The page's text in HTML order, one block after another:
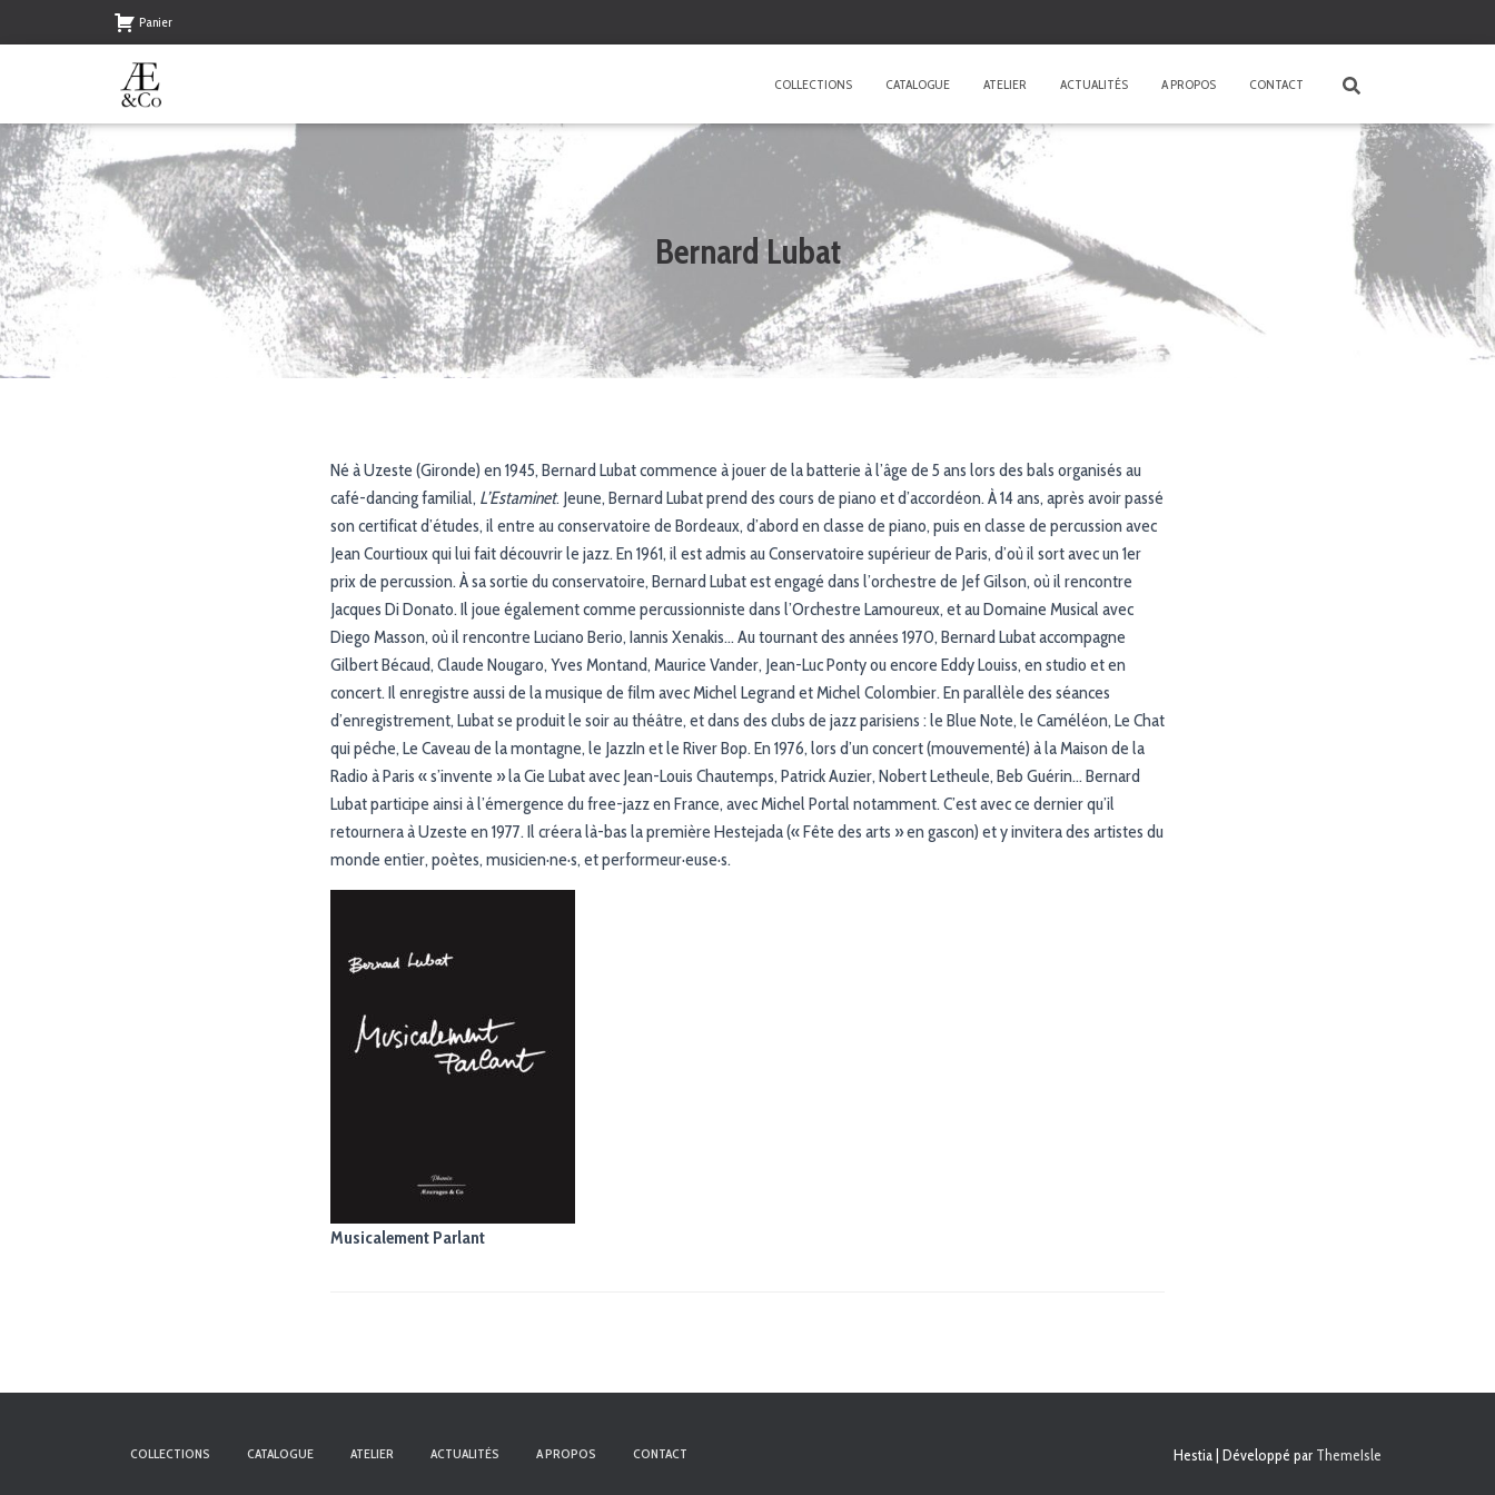
Panier
COLLECTIONS CATALOGUE ATELIER ACTUALITÉS A PROPOS CONTACT
Bernard Lubat
Né à Uzeste (Gironde) en 1945, Bernard Lubat commence à jouer de la batterie à l’âge de 5 ans lors des bals organisés au
café-dancing familial, L’Estaminet. Jeune, Bernard Lubat prend des cours de piano et d’accordéon. À 14 ans, après avoir passé
son certificat d’études, il entre au conservatoire de Bordeaux, d’abord en classe de piano, puis en classe de percussion avec
Jean Courtioux qui lui fait découvrir le jazz. En 1961, il est admis au Conservatoire supérieur de Paris, d’où il sort avec un 1er
prix de percussion. À sa sortie du conservatoire, Bernard Lubat est engagé dans l’orchestre de Jef Gilson, où il rencontre
Jacques Di Donato. Il joue également comme percussionniste dans l’Orchestre Lamoureux, et au Domaine Musical avec
Diego Masson, où il rencontre Luciano Berio, Iannis Xenakis… Au tournant des années 1970, Bernard Lubat accompagne
Gilbert Bécaud, Claude Nougaro, Yves Montand, Maurice Vander, Jean-Luc Ponty ou encore Eddy Louiss, en studio et en
concert. Il enregistre aussi de la musique de film avec Michel Legrand et Michel Colombier. En parallèle des séances
d’enregistrement, Lubat se produit le soir au théâtre, et dans des clubs de jazz parisiens : le Blue Note, le Caméléon, Le Chat
qui pêche, Le Caveau de la montagne, le JazzIn et le River Bop. En 1976, lors d’un concert (mouvementé) à la Maison de la
Radio à Paris « s’invente » la Cie Lubat avec Jean-Louis Chautemps, Patrick Auzier, Nobert Letheule, Beb Guérin… Bernard
Lubat participe ainsi à l’émergence du free-jazz en France, avec Michel Portal notamment. C’est avec ce dernier qu’il
retournera à Uzeste en 1977. Il créera là-bas la première Hestejada (« Fête des arts » en gascon) et y invitera des artistes du
monde entier, poètes, musicien·ne·s, et performeur·euse·s.
Musicalement Parlant
COLLECTIONS CATALOGUE ATELIER ACTUALITÉS A PROPOS CONTACT Hestia | Développé par ThemeIsle